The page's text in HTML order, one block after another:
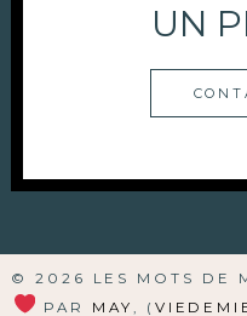
UN
© 2026 LES MOTS DE
PAR MAY , (